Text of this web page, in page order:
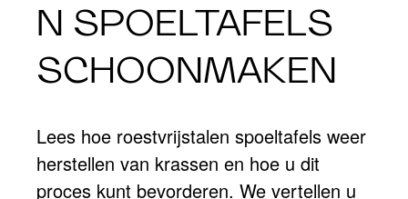
N SPOELTAFELS
SCHOONMAKEN
Lees hoe roestvrijstalen spoeltafels weer
herstellen van krassen en hoe u dit
proces kunt bevorderen. We vertellen u